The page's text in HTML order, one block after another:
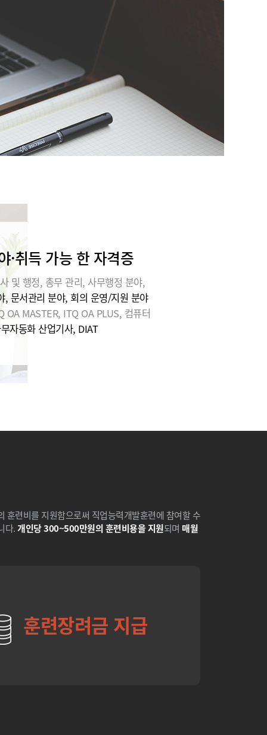
·취득 가능 한 자격증
및 행정, 총무 관리, 사무행정 분야,
, 문서관리 분야, 회의 운영/지원 분야
OA MASTER, ITQ OA PLUS, 컴퓨터
자동화 산업기사, DIAT
훈련비를 지원함으로써 직업능력개발훈련에 참여할 수
다.개인당 300~500만원의 훈련비용을 지원되며 매월
훈련장려금 지급